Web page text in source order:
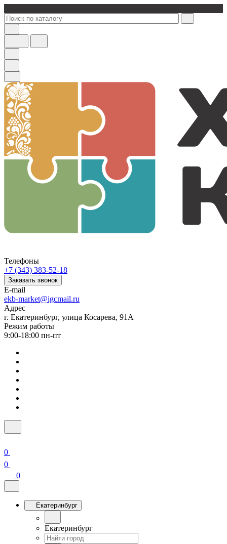
Телефоны
+7 (343) 383-52-18
Заказать звонок
E-mail
ekb-market@igcmail.ru
Адрес
г. Екатеринбург, улица Косарева, 91А
Режим работы
9:00-18:00 пн-пт
0
0
0
Екатеринбург
Екатеринбург